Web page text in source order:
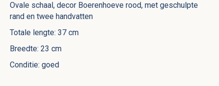
Ovale schaal, decor Boerenhoeve rood, met geschulpte
rand en twee handvatten
Totale lengte: 37 cm
Breedte: 23 cm
Conditie: goed